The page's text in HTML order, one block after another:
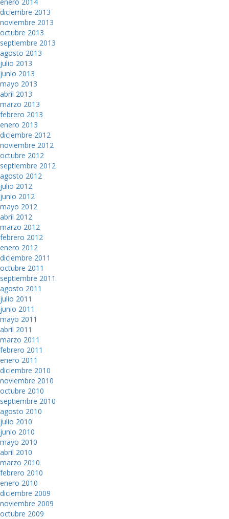
diciembre 2013
noviembre 2013
octubre 2013
septiembre 2013
agosto 2013
julio 2013
junio 2013
mayo 2013
abril 2013
marzo 2013
febrero 2013
enero 2013
diciembre 2012
noviembre 2012
octubre 2012
septiembre 2012
agosto 2012
julio 2012
junio 2012
mayo 2012
abril 2012
marzo 2012
febrero 2012
enero 2012
diciembre 2011
octubre 2011
septiembre 2011
agosto 2011
julio 2011
junio 2011
mayo 2011
abril 2011
marzo 2011
febrero 2011
enero 2011
diciembre 2010
noviembre 2010
octubre 2010
septiembre 2010
agosto 2010
julio 2010
junio 2010
mayo 2010
abril 2010
marzo 2010
febrero 2010
enero 2010
diciembre 2009
noviembre 2009
octubre 2009